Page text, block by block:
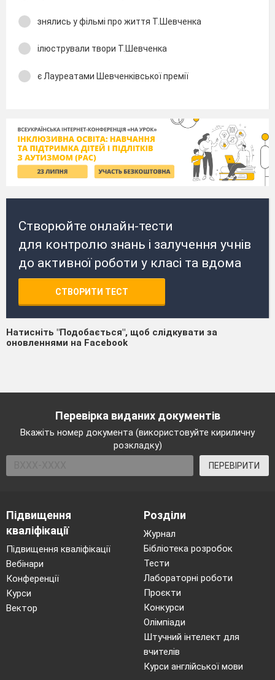
знялись у фільмі про життя Т.Шевченка
ілюстрували твори Т.Шевченка
є Лауреатами Шевченківської премії
Створюйте онлайн-тести
для контролю знань і залучення учнів
до активної роботи у класі та вдома
СТВОРИТИ ТЕСТ
Натисніть "Подобається", щоб слідкувати за
оновленнями на Facebook
Перевірка виданих документів
Вкажіть номер документа (використовуйте кириличну
розкладку)
ПЕРЕВІРИТИ
Підвищення
кваліфікації
Підвищення кваліфікації
Вебінари
Конференції
Курси
Вектор
Розділи
Журнал
Бібліотека розробок
Тести
Лабораторні роботи
Проєкти
Конкурси
Олімпіади
Штучний інтелект для
вчителів
Курси англійської мови